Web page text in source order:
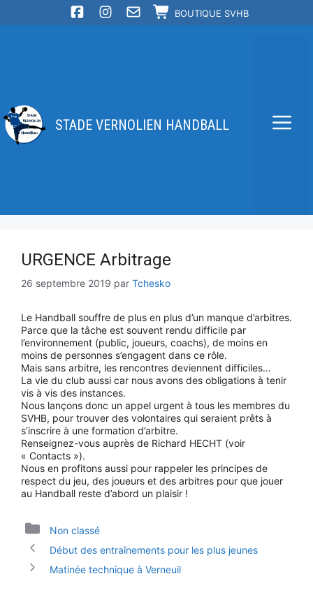
BOUTIQUE SVHB
STADE VERNOLIEN HANDBALL
URGENCE Arbitrage
26 septembre 2019 par Tchesko
Le Handball souffre de plus en plus d’un manque d’arbitres.
Parce que la tâche est souvent rendu difficile par
l’environnement (public, joueurs, coachs), de moins en
moins de personnes s’engagent dans ce rôle.
Mais sans arbitre, les rencontres deviennent difficiles…
La vie du club aussi car nous avons des obligations à tenir
vis à vis des instances.
Nous lançons donc un appel urgent à tous les membres du
SVHB, pour trouver des volontaires qui seraient prêts à
s’inscrire à une formation d’arbitre.
Renseignez-vous auprès de Richard HECHT (voir
« Contacts »).
Nous en profitons aussi pour rappeler les principes de
respect du jeu, des joueurs et des arbitres pour que jouer
au Handball reste d’abord un plaisir !
Catégories
Non classé
Début des entraînements pour les plus jeunes
Matinée technique à Verneuil